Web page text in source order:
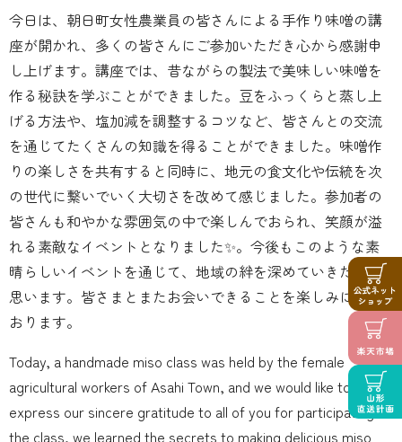
今日は、朝日町女性農業員の皆さんによる手作り味噌の講
座が開かれ、多くの皆さんにご参加いただき心から感謝申
し上げます。講座では、昔ながらの製法で美味しい味噌を
作る秘訣を学ぶことができました。豆をふっくらと蒸し上
げる方法や、塩加減を調整するコツなど、皆さんとの交流
を通じてたくさんの知識を得ることができました‍。味噌作
りの楽しさを共有すると同時に、地元の食文化や伝統を次
の世代に繋いでいく大切さを改めて感じました。参加者の
皆さんも和やかな雰囲気の中で楽しんでおられ、笑顔が溢
れる素敵なイベントとなりました✨。今後もこのような素
晴らしいイベントを通じて、地域の絆を深めていきたいと
思います。皆さまとまたお会いできることを楽しみにして
おります。
Today, a handmade miso class was held by the female
agricultural workers of Asahi Town, and we would like to
express our sincere gratitude to all of you for participating. In
the class, we learned the secrets to making delicious miso